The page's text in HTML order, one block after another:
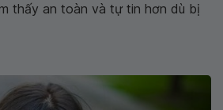
thấy an toàn và tự tin hơn dù bị